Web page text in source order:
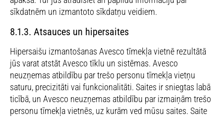
sīkdatnēm un izmantoto sīkdatņu veidiem.
8.1.3. Atsauces un hipersaites
Hipersaišu izmantošanas Avesco tīmekļa vietnē rezultātā
jūs varat atstāt Avesco tīklu un sistēmas. Avesco
neuzņemas atbildību par trešo personu tīmekļa vietņu
saturu, precizitāti vai funkcionalitāti. Saites ir sniegtas labā
ticībā, un Avesco neuzņemas atbildību par izmaiņām trešo
personu tīmekļa vietnēs, uz kurām ved mūsu saites. Saite